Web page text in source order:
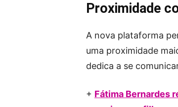
Proximidade
A nova plataforma
uma proximidade
dedica a se
+ Fátima Bernardes